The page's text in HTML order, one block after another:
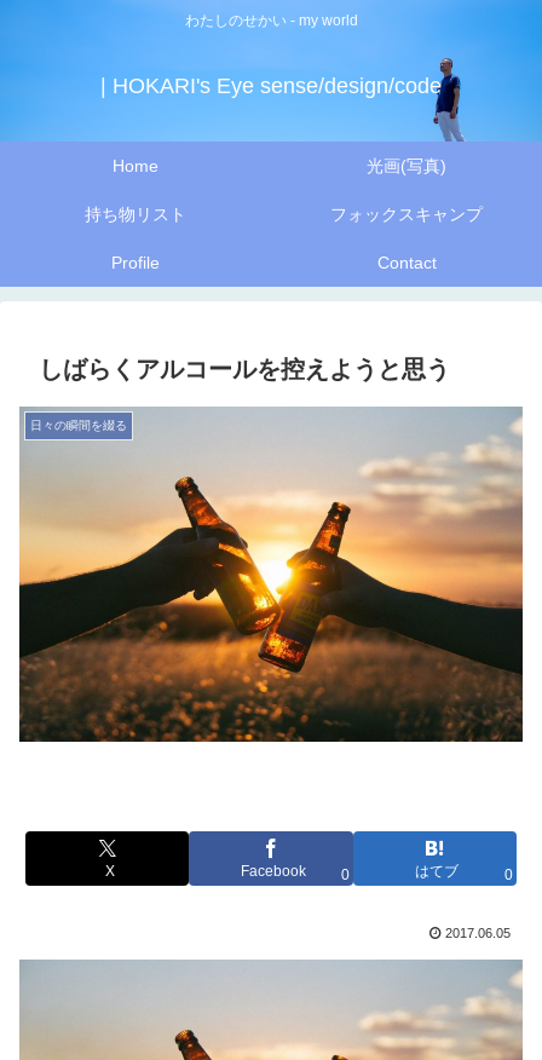
わたしのせかい - my world
| HOKARI's Eye sense/design/code
Home 光画(写真)
持ち物リスト フォックスキャンプ
Profile Contact
しばらくアルコールを控えようと思う
日々の瞬間を綴る
X Facebook 0 はてブ 0
2017.06.05